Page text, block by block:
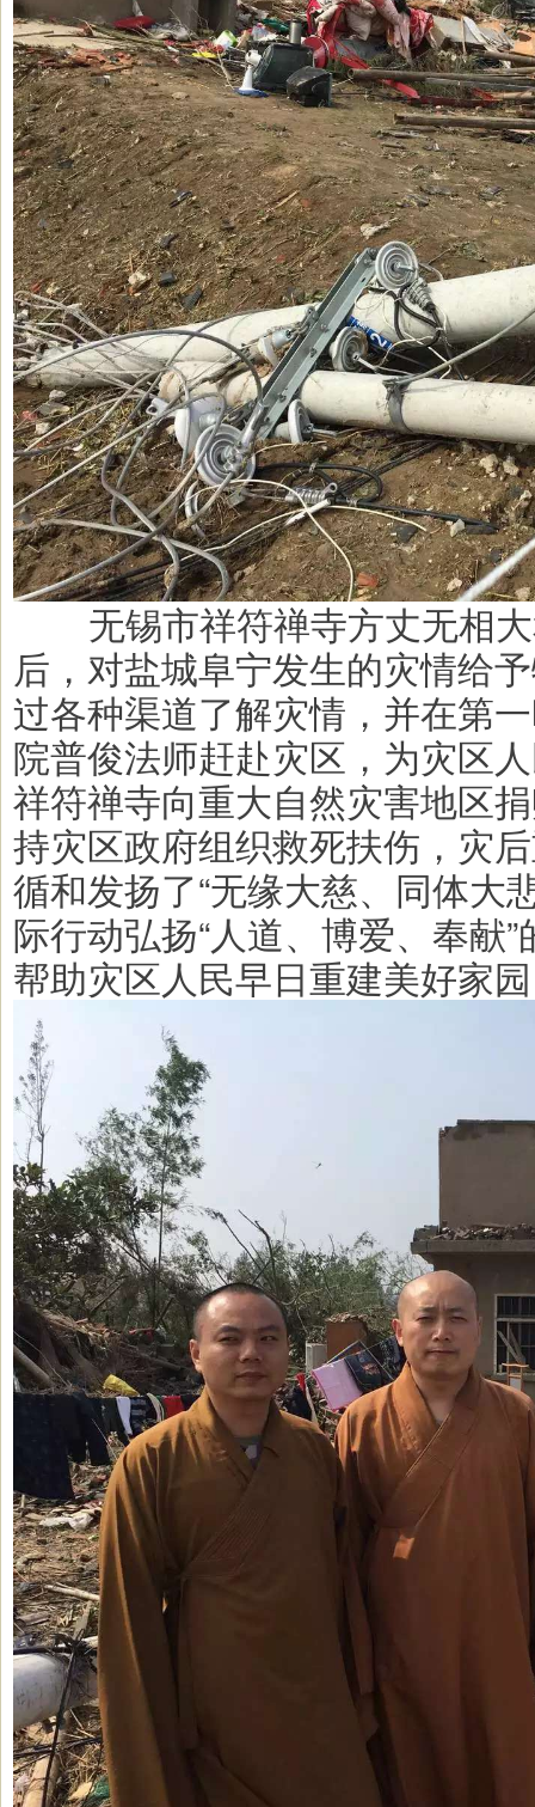
后，对盐城阜宁发生的灾情给
过各种渠道了解灾情，并在第
院普俊法师赶赴灾区，为灾区
祥符禅寺向重大自然灾害地区
持灾区政府组织救死扶伤，灾
循和发扬了“无缘大慈、同体大
际行动弘扬“人道、博爱、奉献
帮助灾区人民早日重建美好家